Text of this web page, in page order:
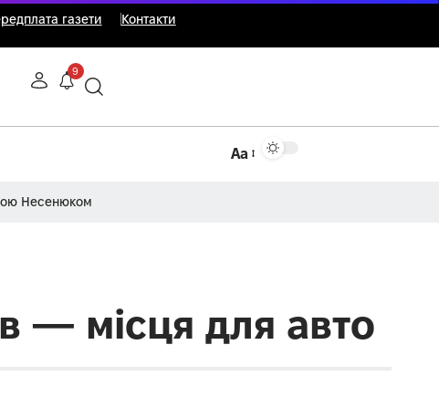
газети Контакти
9
Аа
Несенюком
— місця для авто